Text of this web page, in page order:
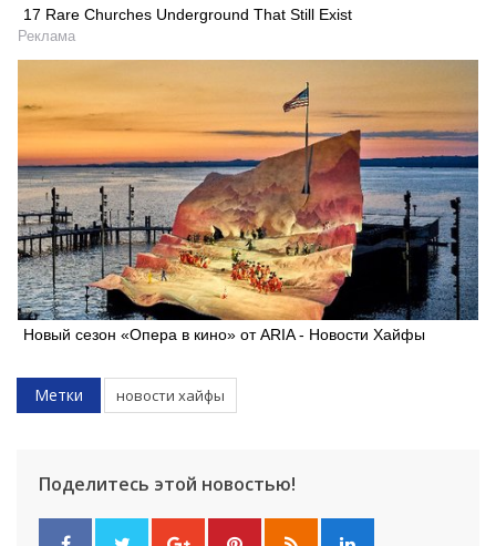
17 Rare Churches Underground That Still Exist
Реклама
Новый сезон «Опера в кино» от ARIA - Новости Хайфы
Метки новости хайфы
Поделитесь этой новостью!